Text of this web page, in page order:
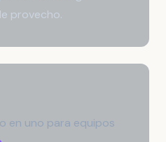
provecho.
en uno para equipos